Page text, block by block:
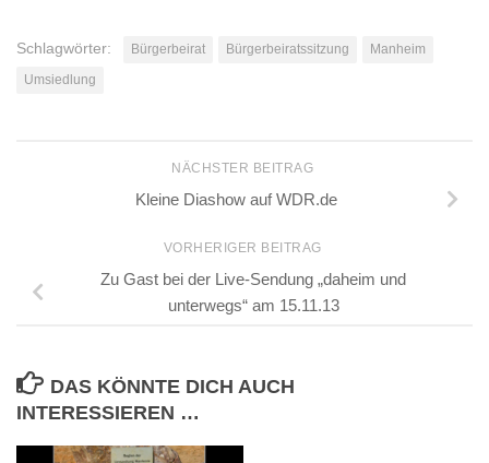
Schlagwörter: Bürgerbeirat Bürgerbeiratssitzung
Manheim
Umsiedlung
NÄCHSTER BEITRAG
Kleine Diashow auf WDR.de
VORHERIGER BEITRAG
Zu Gast bei der Live-Sendung „daheim und
unterwegs“ am 15.11.13
DAS KÖNNTE DICH AUCH
INTERESSIEREN …